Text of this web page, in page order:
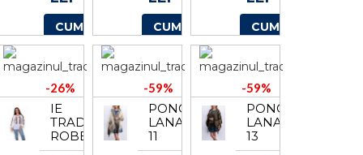
CUMPARA CUMPARA CUMPARA
-26%
IE
TRADITIONALA
ROBERTA
-59%
PONCHO
LANA
11
-59%
PONCHO
LANA
13